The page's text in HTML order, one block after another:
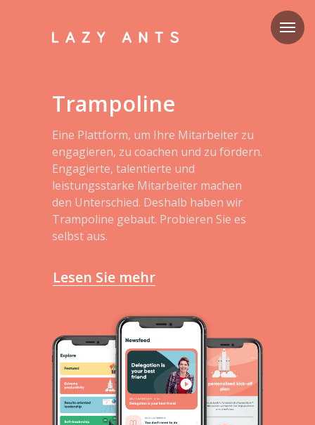
Trampoline
Eine Plattform, um Ihre Mitarbeiter zu
engagieren, zu coachen und zu fördern.
Engagierte, talentierte und
leistungsstarke Mitarbeiter machen
den Unterschied. Deshalb haben wir
Trampoline gebaut. Probieren Sie es
selbst aus.
Lesen Sie mehr